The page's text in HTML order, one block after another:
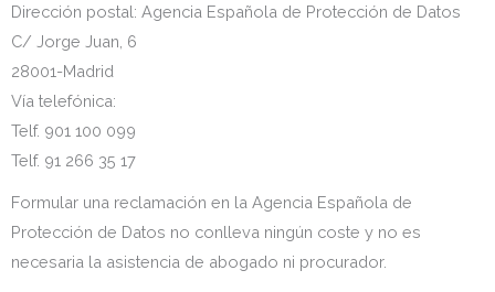
Dirección postal: Agencia Española de Protección de Datos
C/ Jorge Juan, 6
28001-Madrid
Vía telefónica:
Telf. 901 100 099
Telf. 91 266 35 17
Formular una reclamación en la Agencia Española de
Protección de Datos no conlleva ningún coste y no es
necesaria la asistencia de abogado ni procurador.